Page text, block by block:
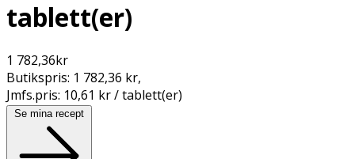
tablett(er)
1 782,36kr
Butikspris: 1 782,36 kr,
Jmfs.pris: 10,61 kr / tablett(er)
Se mina recept